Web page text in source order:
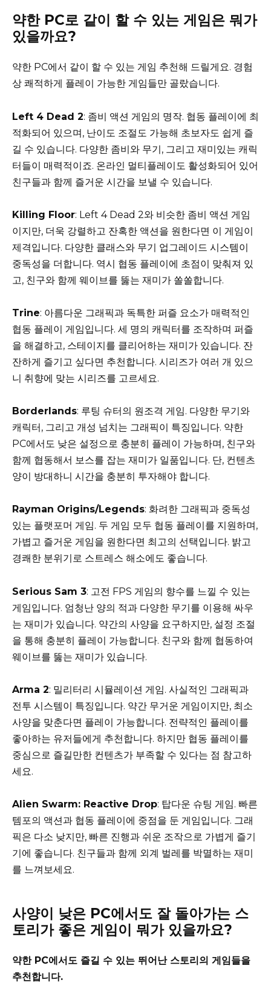
약한 PC로 같이 할 수 있는 게임은 뭐가
있을까요?
약한 PC에서 같이 할 수 있는 게임 추천해 드릴게요. 경험
상 쾌적하게 플레이 가능한 게임들만 골랐습니다.
Left 4 Dead 2: 좀비 액션 게임의 명작. 협동 플레이에 최
적화되어 있으며, 난이도 조절도 가능해 초보자도 쉽게 즐
길 수 있습니다. 다양한 좀비와 무기, 그리고 재미있는 캐릭
터들이 매력적이죠. 온라인 멀티플레이도 활성화되어 있어
친구들과 함께 즐거운 시간을 보낼 수 있습니다.
Killing Floor: Left 4 Dead 2와 비슷한 좀비 액션 게임
이지만, 더욱 강렬하고 잔혹한 액션을 원한다면 이 게임이
제격입니다. 다양한 클래스와 무기 업그레이드 시스템이
중독성을 더합니다. 역시 협동 플레이에 초점이 맞춰져 있
고, 친구와 함께 웨이브를 뚫는 재미가 쏠쏠합니다.
Trine: 아름다운 그래픽과 독특한 퍼즐 요소가 매력적인
협동 플레이 게임입니다. 세 명의 캐릭터를 조작하며 퍼즐
을 해결하고, 스테이지를 클리어하는 재미가 있습니다. 잔
잔하게 즐기고 싶다면 추천합니다. 시리즈가 여러 개 있으
니 취향에 맞는 시리즈를 고르세요.
Borderlands: 루팅 슈터의 원조격 게임. 다양한 무기와
캐릭터, 그리고 개성 넘치는 그래픽이 특징입니다. 약한
PC에서도 낮은 설정으로 충분히 플레이 가능하며, 친구와
함께 협동해서 보스를 잡는 재미가 일품입니다. 단, 컨텐츠
양이 방대하니 시간을 충분히 투자해야 합니다.
Rayman Origins/Legends: 화려한 그래픽과 중독성
있는 플랫포머 게임. 두 게임 모두 협동 플레이를 지원하며,
가볍고 즐거운 게임을 원한다면 최고의 선택입니다. 밝고
경쾌한 분위기로 스트레스 해소에도 좋습니다.
Serious Sam 3: 고전 FPS 게임의 향수를 느낄 수 있는
게임입니다. 엄청난 양의 적과 다양한 무기를 이용해 싸우
는 재미가 있습니다. 약간의 사양을 요구하지만, 설정 조절
을 통해 충분히 플레이 가능합니다. 친구와 함께 협동하여
웨이브를 뚫는 재미가 있습니다.
Arma 2: 밀리터리 시뮬레이션 게임. 사실적인 그래픽과
전투 시스템이 특징입니다. 약간 무거운 게임이지만, 최소
사양을 맞춘다면 플레이 가능합니다. 전략적인 플레이를
좋아하는 유저들에게 추천합니다. 하지만 협동 플레이를
중심으로 즐길만한 컨텐츠가 부족할 수 있다는 점 참고하
세요.
Alien Swarm: Reactive Drop: 탑다운 슈팅 게임. 빠른
템포의 액션과 협동 플레이에 중점을 둔 게임입니다. 그래
픽은 다소 낮지만, 빠른 진행과 쉬운 조작으로 가볍게 즐기
기에 좋습니다. 친구들과 함께 외계 벌레를 박멸하는 재미
를 느껴보세요.
사양이 낮은 PC에서도 잘 돌아가는 스
토리가 좋은 게임이 뭐가 있을까요?
약한 PC에서도 즐길 수 있는 뛰어난 스토리의 게임들을
추천합니다.